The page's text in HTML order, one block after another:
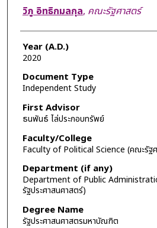
Author
วิภู อิทธิกมลกุล, คณะรัฐศาสตร์
Year (A.D.)
2020
Document Type
Independent Study
First Advisor
ธนพันธ์ ไล่ประกอบทรัพย์
Faculty/College
Faculty of Political Science (คณะรัฐ
Department (if any)
Department of Public
รัฐประศาสนศาสตร์)
Degree Name
รัฐประศาสนศาสตรมหาบัณฑิต